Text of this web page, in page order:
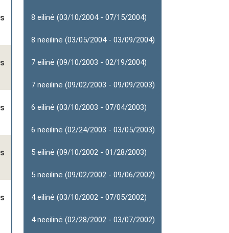
8 eilinė (03/10/2004 - 07/15/2004)
8 neeilinė (03/05/2004 - 03/09/2004)
7 eilinė (09/10/2003 - 02/19/2004)
7 neeilinė (09/02/2003 - 09/09/2003)
6 eilinė (03/10/2003 - 07/04/2003)
6 neeilinė (02/24/2003 - 03/05/2003)
5 eilinė (09/10/2002 - 01/28/2003)
5 neeilinė (09/02/2002 - 09/06/2002)
4 eilinė (03/10/2002 - 07/05/2002)
4 neeilinė (02/28/2002 - 03/07/2002)